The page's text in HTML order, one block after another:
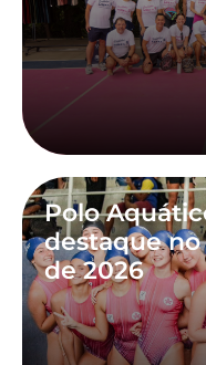
Polo
destaque
de 2026